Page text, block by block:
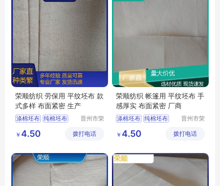
荣顺纺织 劳保用 平纹坯布 款
式多样 布面紧密 生产
涤棉坯布 纯棉坯布
平纹坯布
晋州市荣
限公司
￥ 4.50 拨打电话
荣顺纺织 帐篷用 平纹坯布 手
感厚实 布面紧密 厂商
涤棉坯布 纯棉坯布
涤棉起绒布
平纹坯布
晋州市荣
限公司
￥ 4.50 拨打电话